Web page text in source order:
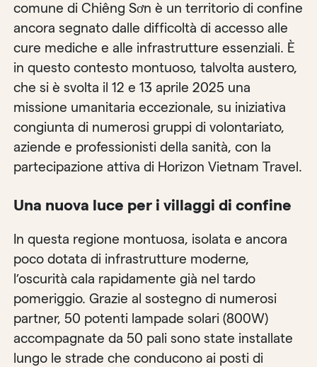
comune di Chiêng Sơn è un territorio di confine
ancora segnato dalle difficoltà di accesso alle
cure mediche e alle infrastrutture essenziali. È
in questo contesto montuoso, talvolta austero,
che si è svolta il 12 e 13 aprile 2025 una
missione umanitaria eccezionale, su iniziativa
congiunta di numerosi gruppi di volontariato,
aziende e professionisti della sanità, con la
partecipazione attiva di Horizon Vietnam Travel.
Una nuova luce per i villaggi di confine
In questa regione montuosa, isolata e ancora
poco dotata di infrastrutture moderne,
l’oscurità cala rapidamente già nel tardo
pomeriggio. Grazie al sostegno di numerosi
partner, 50 potenti lampade solari (800W)
accompagnate da 50 pali sono state installate
lungo le strade che conducono ai posti di